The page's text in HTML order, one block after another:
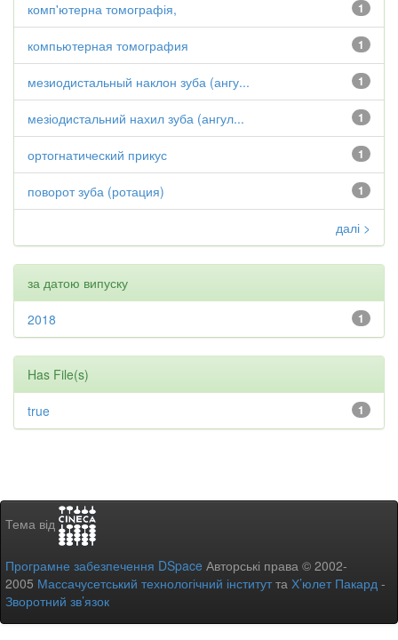
1
комп'ютерна томографія,
1
компьютерная томография
1
мезиодистальный наклон зуба (ангу...
1
мезіодистальний нахил зуба (ангул...
1
ортогнатический прикус
1
поворот зуба (ротация)
далі >
за датою випуску
1
2018
Has File(s)
1
true
Тема від
Програмне забезпечення DSpace Авторські права © 2002-
2005 Массачусетський технологічний інститутта Х’юлет Пакард -
Зворотний зв’язок